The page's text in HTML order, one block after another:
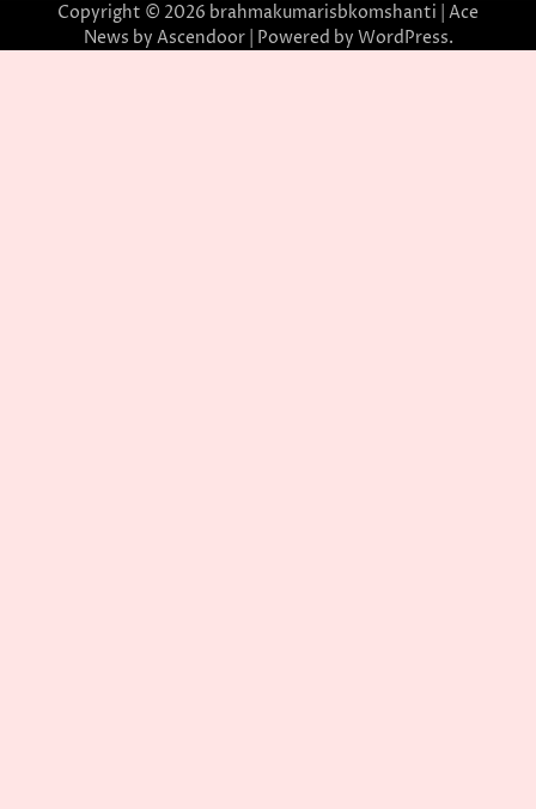
Copyright © 2026 brahmakumarisbkomshanti | Ace
News by Ascendoor| Powered by WordPress.